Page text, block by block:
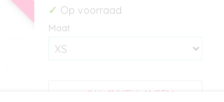
✓ Op voorraad
Maat
IN WINKELWAGEN